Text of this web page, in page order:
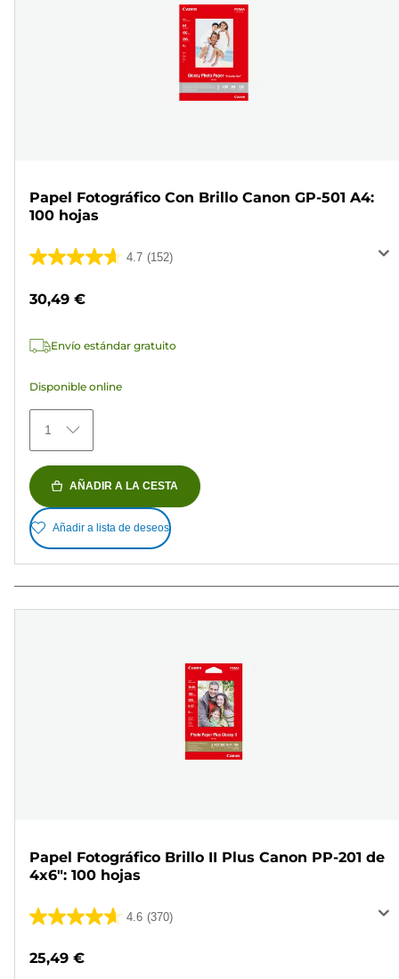
Papel Fotográfico Con Brillo Canon GP-501 A4:
100 hojas
4.7 (152)
4.7
5
152
30,49 €
Envío estándar gratuito
Disponible online
1
AÑADIR A LA CESTA
Añadir a lista de deseos
Papel Fotográfico Brillo II Plus Canon PP-201 de
4x6": 100 hojas
4.6 (370)
4.6
25,49 €